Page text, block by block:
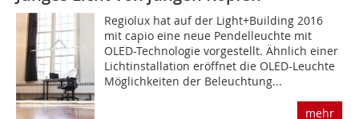
Regiolux hat auf der Light+Building 2016
mit capio eine neue Pendelleuchte mit
OLED-Technologie vorgestellt. Ähnlich einer
Lichtinstallation eröffnet die OLED-Leuchte
Möglichkeiten der Beleuchtung...
mehr